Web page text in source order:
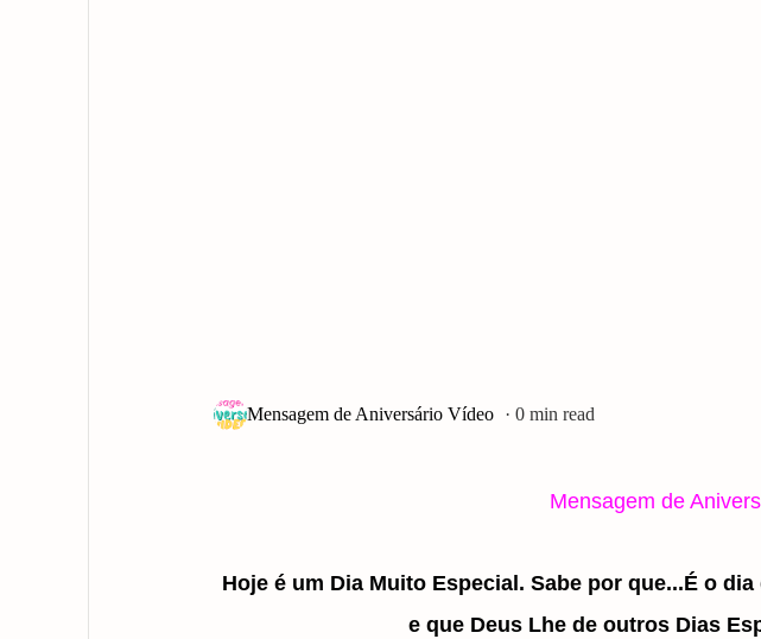
0
Mensagem de
Hoje é um Dia Muito Especial. Sabe por que...É o
e que Deus Lhe de outros Dias